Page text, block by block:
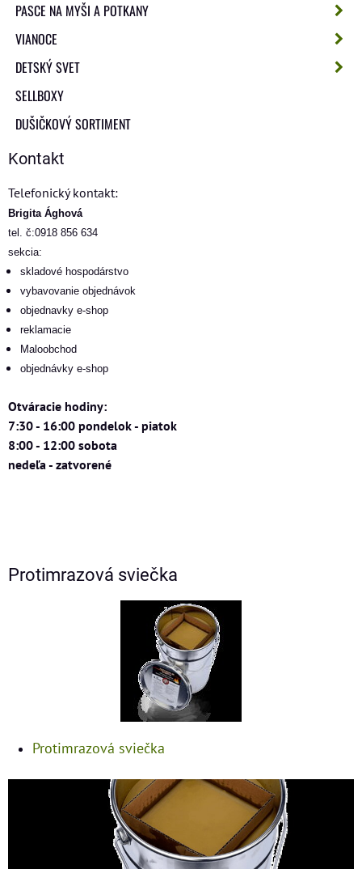
PASCE NA MYŠI A POTKANY
VIANOCE
DETSKÝ SVET
SELLBOXY
DUŠIČKOVÝ SORTIMENT
Kontakt
Telefonický kontakt:
Brigita Ághová
tel. č:0918 856 634
sekcia:
skladové hospodárstvo
vybavovanie objednávok
objednavky e-shop
reklamacie
Maloobchod
objednávky e-shop
Otváracie hodiny:
7:30 - 16:00 pondelok - piatok
8:00 - 12:00 sobota
nedeľa - zatvorené
Protimrazová sviečka
Protimrazová sviečka